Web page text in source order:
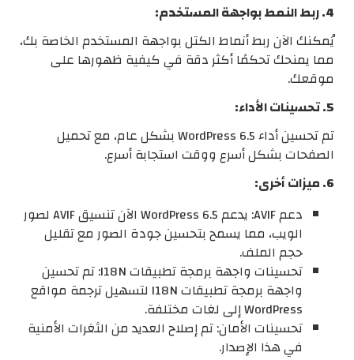
4. ربط النمط بواجهة المستخدم:
يُمكنك الآن ربط أنماط الكتل بواجهة المستخدم الخاصة بك،
مما يمنحك تحكمًا أكثر دقة في كيفية ظهورها على
موقعك.
5. تحسينات الأداء:
تم تحسين أداء WordPress 6.5 بشكل عام، مع تحميل
الصفحات بشكل أسرع ووقت استجابة أسرع.
6. ميزات أخرى:
دعم AVIF: يدعم WordPress 6.5 الآن تنسيق AVIF لصور
الويب، مما يسمح بتحسين جودة الصور مع تقليل
حجم الملف.
تحسينات واجهة برمجة تطبيقات I18N: تم تحسين
واجهة برمجة تطبيقات I18N لتسهيل ترجمة مواقع
WordPress إلى لغات مختلفة.
تحسينات الأمان: تم إصلاح العديد من الثغرات الأمنية
في هذا الإصدار.